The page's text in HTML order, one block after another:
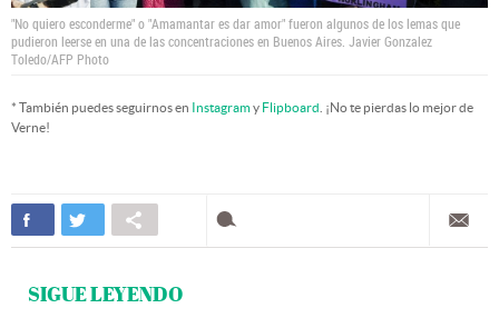
"No quiero esconderme" o "Amamantar es dar amor" fueron algunos de los lemas que
pudieron leerse en una de las concentraciones en Buenos Aires. Javier Gonzalez
Toledo/AFP Photo
* También puedes seguirnos en Instagramy Flipboard . ¡No te pierdas lo mejor de
Verne!
SIGUE LEYENDO